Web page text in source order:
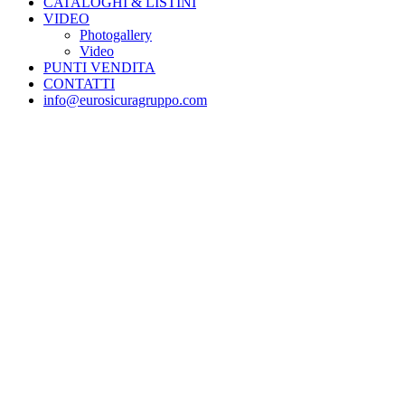
VIDEO
Photogallery
Video
PUNTI VENDITA
CONTATTI
info@eurosicuragruppo.com